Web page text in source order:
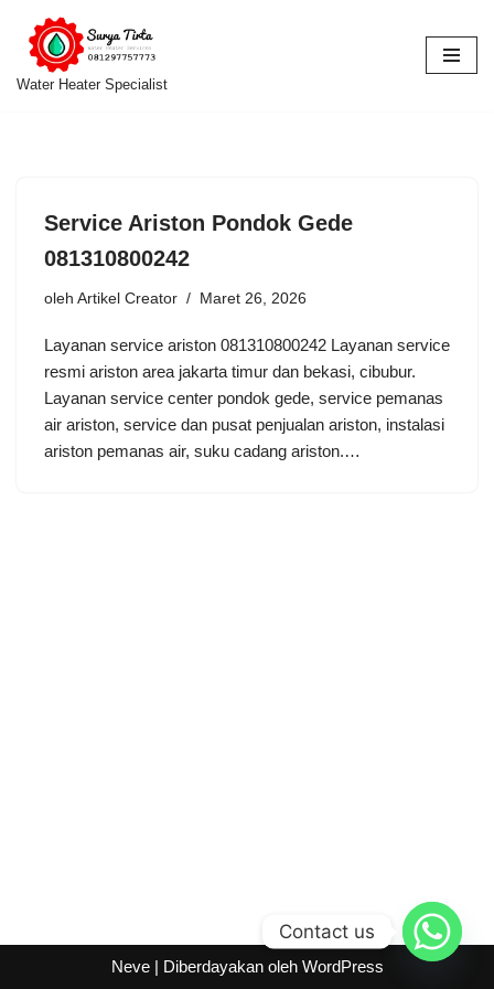
Lompat
ke
Water Heater Specialist
Service Ariston Pondok Gede
081310800242
oleh Artikel Creator Maret 26, 2026
Layanan service ariston 081310800242 Layanan service
resmi ariston area jakarta timur dan bekasi, cibubur.
Layanan service center pondok gede, service pemanas
air ariston, service dan pusat penjualan ariston, instalasi
ariston pemanas air, suku cadang ariston.…
Neve| Diberdayakan oleh WordPress
Contact us